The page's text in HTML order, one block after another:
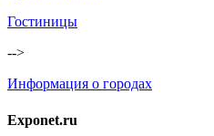
Гостиницы
-->
Информация о городах
Exponet.ru